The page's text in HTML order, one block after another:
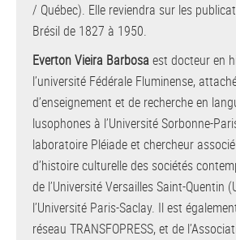
/ Québec). Elle reviendra sur les
Brésil de 1827 à 1950.
Everton Vieira Barbosaest docteur en
l’université Fédérale Fluminense,
d’enseignement et de recherche en
lusophones à l’Université Sorbonne-
laboratoire Pléiade et chercheur
d’histoire culturelle des sociétés
de l’Université Versailles Saint-Quentin
l’Université Paris-Saclay. Il est
réseau TRANSFOPRESS, et de